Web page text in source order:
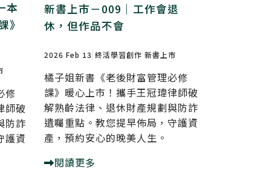
本
》
修
師破
防詐
護資
新書上市－009｜工作會退
休，但作品不會
2026 Feb 13 終活學習創作 新書上市
橘子姐新書《老後財富管理必修
課》暖心上市！攜手王冠瑋律師破
解熟齡法律、退休財產規劃與防詐
遺囑重點。教您提早佈局，守護資
產，預約安心的晚美人生。
閱讀更多